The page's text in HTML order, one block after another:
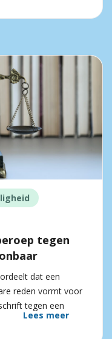
tegen
dat een
reden vormt voor
tegen een
Lees meer